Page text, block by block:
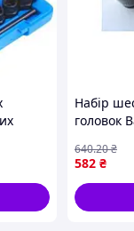
Набір
головок
та
582 ₴
640.20₴